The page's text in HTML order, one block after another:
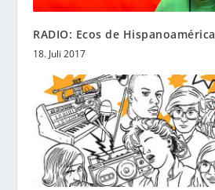
RADIO: Ecos de Hispanoamérica
18. Juli 2017